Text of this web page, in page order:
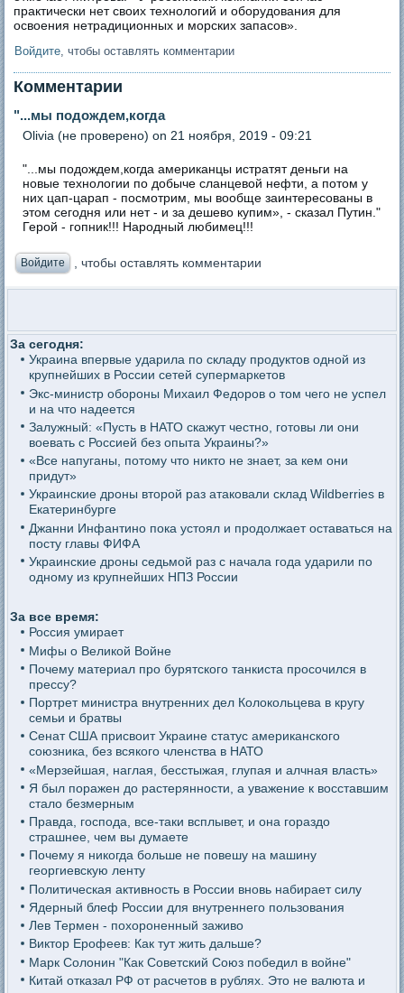
практически нет своих технологий и оборудования для
освоения нетрадиционных и морских запасов».
Войдите, чтобы оставлять комментарии
Комментарии
"...мы подождем,когда
Olivia (не проверено) on 21 ноября, 2019 - 09:21
"...мы подождем,когда американцы истратят деньги на
новые технологии по добыче сланцевой нефти, а потом у
них цап-царап - посмотрим, мы вообще заинтересованы в
этом сегодня или нет - и за дешево купим», - сказал Путин."
Герой - гопник!!! Народный любимец!!!
Войдите , чтобы оставлять комментарии
За сегодня:
Украина впервые ударила по складу продуктов одной из
крупнейших в России сетей супермаркетов
Экс-министр обороны Михаил Федоров о том чего не успел
и на что надеется
Залужный: «Пусть в НАТО скажут честно, готовы ли они
воевать с Россией без опыта Украины?»
«Все напуганы, потому что никто не знает, за кем они
придут»
Украинские дроны второй раз атаковали склад Wildberries в
Екатеринбурге
Джанни Инфантино пока устоял и продолжает оставаться на
посту главы ФИФА
Украинские дроны седьмой раз с начала года ударили по
одному из крупнейших НПЗ России
За все время:
Россия умирает
Мифы о Великой Войне
Почему материал про бурятского танкиста просочился в
прессу?
Портрет министра внутренних дел Колокольцева в кругу
семьи и братвы
Сенат США присвоит Украине статус американского
союзника, без всякого членства в НАТО
«Мерзейшая, наглая, бесстыжая, глупая и алчная власть»
Я был поражен до растерянности, а уважение к восставшим
стало безмерным
Правда, господа, все-таки всплывет, и она гораздо
страшнее, чем вы думаете
Почему я никогда больше не повешу на машину
георгиевскую ленту
Политическая активность в России вновь набирает силу
Ядерный блеф России для внутреннего пользования
Лев Термен - похороненный заживо
Виктор Ерофеев: Как тут жить дальше?
Марк Солонин "Как Советский Союз победил в войне"
Китай отказал РФ от расчетов в рублях. Это не валюта и